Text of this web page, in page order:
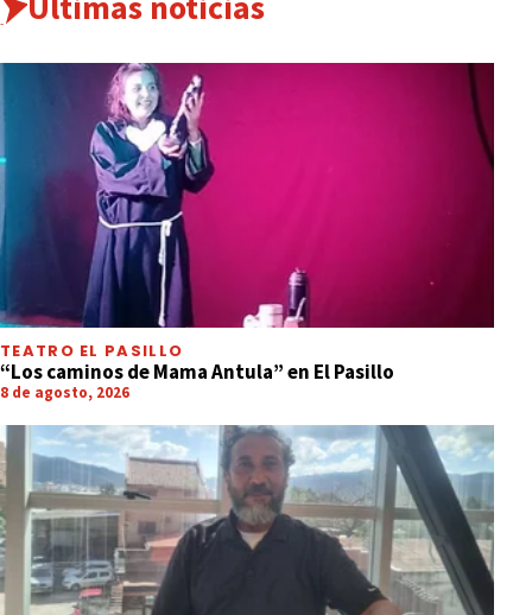
TEATRO EL PASILLO
“Los caminos de Mama Antula” en El Pasillo
8 de agosto, 2026